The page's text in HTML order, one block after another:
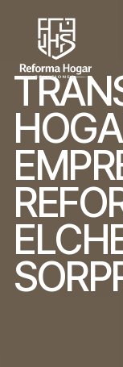
TRAN
HOGA
EMPR
REFO
ELCH
SORP